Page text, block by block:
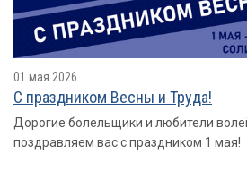
01 мая 2026
С праздником Весны и Труда!
Дорогие болельщики и любители
поздравляем вас с праздником 1 мая!